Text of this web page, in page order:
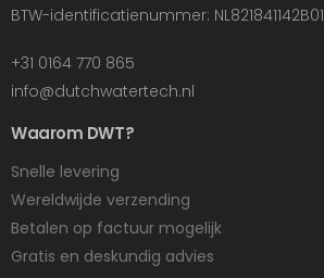
BTW-identificatienummer: NL821841142B01
+31 0164 770 865
info@dutchwatertech.nl
Waarom DWT?
Snelle levering
Wereldwijde verzending
Betalen op factuur mogelijk
Gratis en deskundig advies